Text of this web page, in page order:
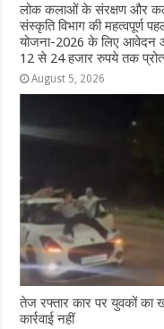
लोक कलाओं के संरक्षण और
संस्कृति विभाग की महत्वपूर्ण
योजना-2026 के लिए आवेदन
12 से 24 हजार रुपये तक
August 5, 2026
तेज रफ्तार कार पर युवकों का
कार्रवाई नहीं